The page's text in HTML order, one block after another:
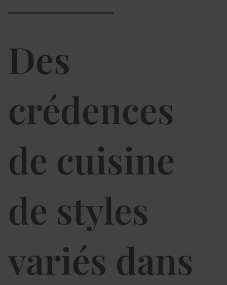
Des
crédences
de cuisine
de styles
variés dans